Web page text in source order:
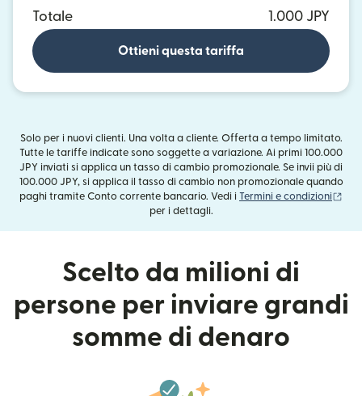
Totale
1.000 JPY
Ottieni questa tariffa
Solo per i nuovi clienti. Una volta a cliente. Offerta a tempo limitato.
Tutte le tariffe indicate sono soggette a variazione. Ai primi 100.000
JPY inviati si applica un tasso di cambio promozionale. Se invii più di
100.000 JPY, si applica il tasso di cambio non promozionale quando
paghi tramite Conto corrente bancario. Vedi i Termini e condizioni
per i dettagli.
Scelto da milioni di
persone per inviare grandi
somme di denaro